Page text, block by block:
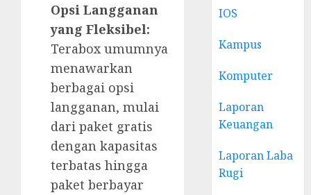
Opsi Langganan
yang Fleksibel:
Terabox umumnya
menawarkan
berbagai opsi
langganan, mulai
dari paket gratis
dengan kapasitas
terbatas hingga
paket berbayar
IOS
Kampus
Komputer
Laporan
Keuangan
Laporan Laba
Rugi